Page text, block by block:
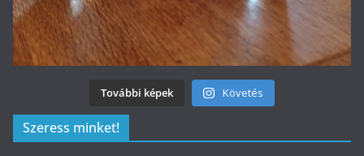
További képek Követés
Szeress minket!